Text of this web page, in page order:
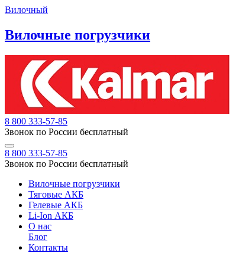
Вилочный
Вилочные погрузчики
8 800 333-57-85
Звонок по России бесплатный
8 800 333-57-85
Звонок по России бесплатный
Вилочные погрузчики
Тяговые АКБ
Гелевые АКБ
Li-Ion АКБ
О нас
Блог
Контакты